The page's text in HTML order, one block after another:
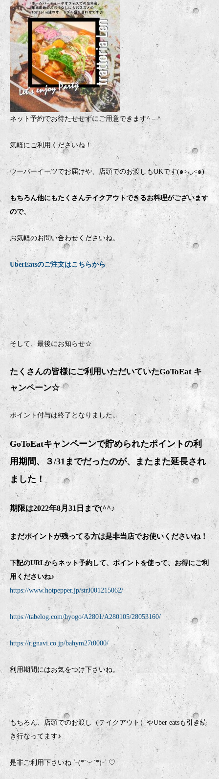
ネット予約でお待たせせずにご用意できます^ – ^
気軽にご利用くださいね！
ウーバーイーツでお届けや、店頭でのお渡しもOKです(๑>◡<๑)
もちろん他にもたくさんテイクアウトできるお料理がございます
ので、
お気軽のお問い合わせくださいね。
UberEatsのご注文はこちらから
そして、最後にお知らせ☆
たくさんの皆様にご利用いただいていたGoToEat キ
ャンペーン☆
ポイント付与は終了となりました。
GoToEatキャンペーンで貯められたポイントの利
用期間、３/31までだったのが、またまた延長され
ました！
期限は2022年8月31日まで(^^♪
まだポイントが残ってる方は是非当店でお使いくださいね！
下記のURLからネット予約して、ポイントを使って、お得にご利
用くださいね♪
https://www.hotpepper.jp/strJ001215062/
https://tabelog.com/hyogo/A2801/A280105/28053160/
https://r.gnavi.co.jp/bahym27t0000/
利用期間にはお気をつけ下さいね。
もちろん、店頭でのお渡し（テイクアウト）やUber eatsも引き続
き行なってます♪
是非ご利用下さいね╰(*´︶`*)╯♡